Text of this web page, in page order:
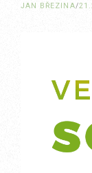
JAN BŘEZINA/